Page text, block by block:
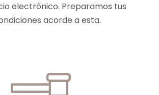
electrónico. Preparamos tus
acorde a esta.